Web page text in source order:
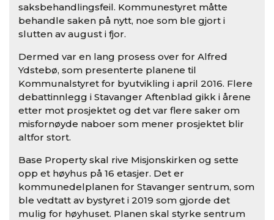
saksbehandlingsfeil. Kommunestyret måtte
behandle saken på nytt, noe som ble gjort i
slutten av august i fjor.
Dermed var en lang prosess over for Alfred
Ydstebø, som presenterte planene til
Kommunalstyret for byutvikling i april 2016. Flere
debattinnlegg i Stavanger Aftenblad gikk i årene
etter mot prosjektet og det var flere saker om
misfornøyde naboer som mener prosjektet blir
altfor stort.
Base Property skal rive Misjonskirken og sette
opp et høyhus på 16 etasjer. Det er
kommunedelplanen for Stavanger sentrum, som
ble vedtatt av bystyret i 2019 som gjorde det
mulig for høyhuset. Planen skal styrke sentrum